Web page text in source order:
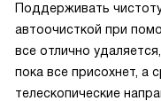
Поддерживать
автоочисткой при
все отлично
пока все присохнет, а
телескопические